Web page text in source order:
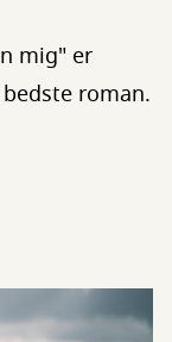
mig" er
roman.